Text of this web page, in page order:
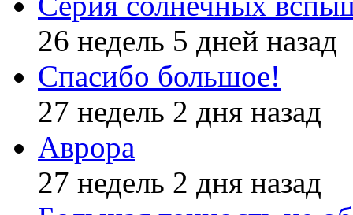
26 недель 5 дней назад
Спасибо большое!
27 недель 2 дня назад
Аврора
27 недель 2 дня назад